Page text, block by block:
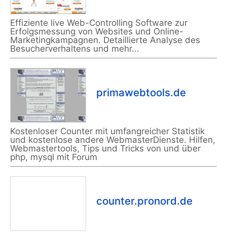
Effiziente live Web-Controlling Software zur
Erfolgsmessung von Websites und Online-
Marketingkampagnen. Detaillierte Analyse des
Besucherverhaltens und mehr...
primawebtools.de
Kostenloser Counter mit umfangreicher Statistik
und kostenlose andere WebmasterDienste. Hilfen,
Webmastertools, Tips und Tricks von und über
php, mysql mit Forum
counter.pronord.de